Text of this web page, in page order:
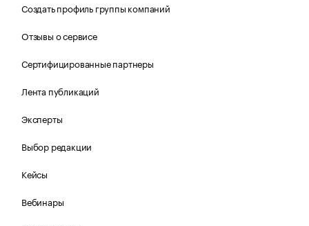
Создать профиль группы компаний
Отзывы о сервисе
Сертифицированные партнеры
Лента публикаций
Эксперты
Выбор редакции
Кейсы
Вебинары